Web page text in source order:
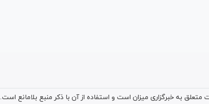
به خبرگزاری میزان است و استفاده از آن با ذکر منبع بلامانع است.